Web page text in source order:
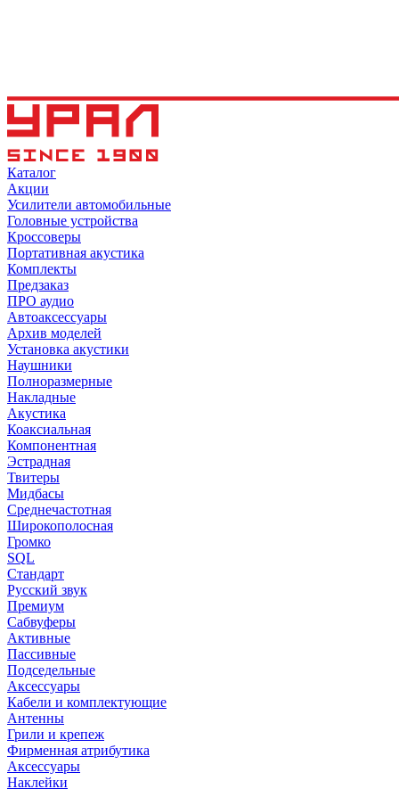
Каталог
Акции
Усилители автомобильные
Головные устройства
Кроссоверы
Портативная акустика
Комплекты
Предзаказ
ПРО аудио
Автоаксессуары
Архив моделей
Установка акустики
Наушники
Полноразмерные
Накладные
Акустика
Коаксиальная
Компонентная
Эстрадная
Твитеры
Мидбасы
Среднечастотная
Широкополосная
Громко
SQL
Стандарт
Русский звук
Премиум
Сабвуферы
Активные
Пассивные
Подседельные
Аксессуары
Кабели и комплектующие
Антенны
Грили и крепеж
Фирменная атрибутика
Аксессуары
Наклейки